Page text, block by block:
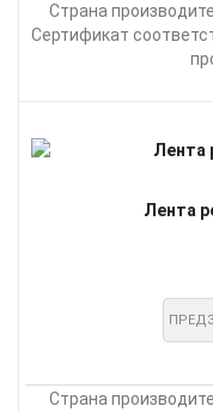
Страна
Сертификат
Лента
Страна